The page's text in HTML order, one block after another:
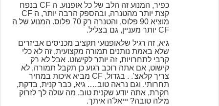
כפיר, המנוע זה הלב של כל אופנוע. ה CF בנפח
קצת יותר מהטנרה, ובהספק הרבה יותר, ה CF
מוציא 90 פלוס, והטנרה רק 70 פלוס. המנוע של ה
CF יותר מעניין, גם בצליל.
גיא, זה רגיל שלאופנועי תקציב מכניסים אביזרים
שלא באמת נותנים תמורה מקצועית, זה לא כלי
קרבי לתחרויות, זה יותר לקישוט. אבל לא רק
קישוט, אם אתה רוכב רגוע כן תקבל תמורה, לא
צריך קלאצ'. . בגדול, CF מביא איכות במחיר
תחרותי. וגם נראה טוב…. גיא, כבר קנית, בדקת,
חקרת, אתה יודע שקנית טוב, מה עולה לך לזרוק
מילה טובה? יייאל'ה איתך.